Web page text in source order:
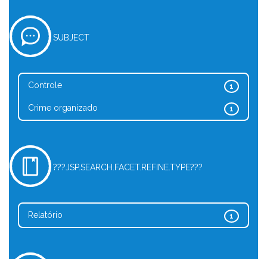
SUBJECT
1
Controle
1
Crime organizado
???JSP.SEARCH.FACET.REFINE.TYPE???
1
Relatório